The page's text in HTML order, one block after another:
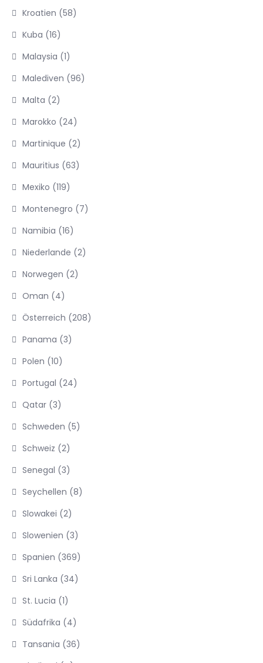
Kroatien (58)
Kuba (16)
Malaysia (1)
Malediven (96)
Malta (2)
Marokko (24)
Martinique (2)
Mauritius (63)
Mexiko (119)
Montenegro (7)
Namibia (16)
Niederlande (2)
Norwegen (2)
Oman (4)
Österreich (208)
Panama (3)
Polen (10)
Portugal (24)
Qatar (3)
Schweden (5)
Schweiz (2)
Senegal (3)
Seychellen (8)
Slowakei (2)
Slowenien (3)
Spanien (369)
Sri Lanka (34)
St. Lucia (1)
Südafrika (4)
Tansania (36)